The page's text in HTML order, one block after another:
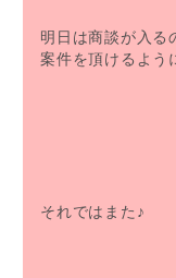
明日は商談が入る
案件を頂けるよう
それではまた♪